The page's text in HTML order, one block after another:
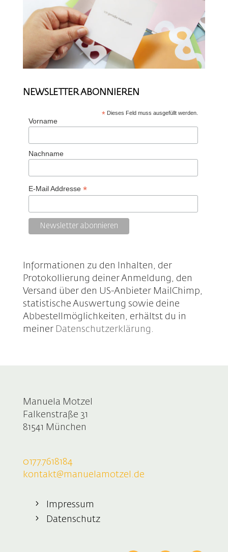
NEWSLETTER ABONNIEREN
* Dieses Feld muss ausgefüllt werden.
Vorname
Nachname
E-Mail Addresse *
Informationen zu den Inhalten, der
Protokollierung deiner Anmeldung, den
Versand über den US-Anbieter MailChimp,
statistische Auswertung sowie deine
Abbestellmöglichkeiten, erhältst du in
meiner Datenschutzerklärung .
Manuela Motzel
Falkenstraße 31
81541 München
0177.7618184
kontakt@manuelamotzel.de
Impressum
Datenschutz